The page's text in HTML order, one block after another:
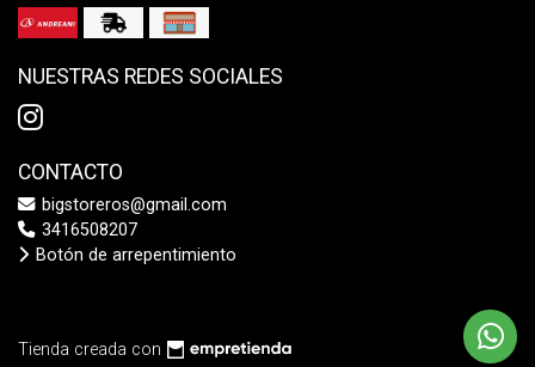
NUESTRAS REDES SOCIALES
CONTACTO
bigstoreros@gmail.com
3416508207
Botón de arrepentimiento
Tienda creada con